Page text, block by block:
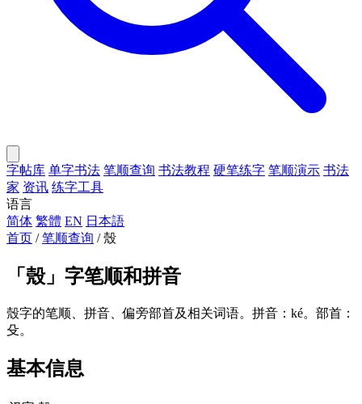
字帖库 单字书法 笔顺查询 书法教程 硬笔练字 笔顺演示 书法
家 资讯 练字工具
语言
简体 繁體 EN 日本語
首页 / 笔顺查询 / 殼
「 殼」字笔顺和拼音
殼字的笔顺、拼音、偏旁部首及相关词语。拼音：ké。部首：
殳。
基本信息